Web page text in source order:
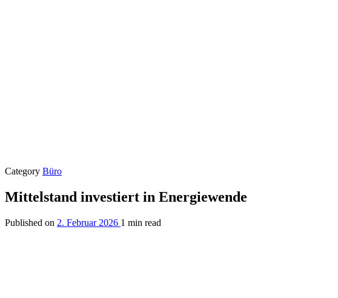
Category Büro
Mittelstand investiert in Energiewende
Published on 2. Februar 2026 1 min read